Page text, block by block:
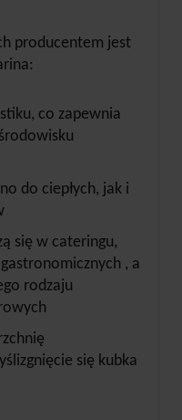
producentem jest
co zapewnia
do ciepłych, jak i
się w cateringu,
, a
rodzaju
się kubka